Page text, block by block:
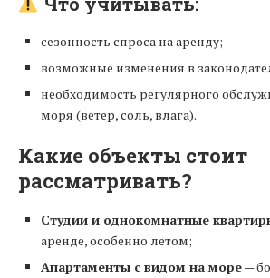
сезонность спроса на аренду;
возможные изменения в
необходимость регулярного
моря (ветер, соль, влага).
Какие объекты стоит
рассматривать?
Студии и однокомнатные
аренде, особенно летом;
Апартаменты с видом на море—